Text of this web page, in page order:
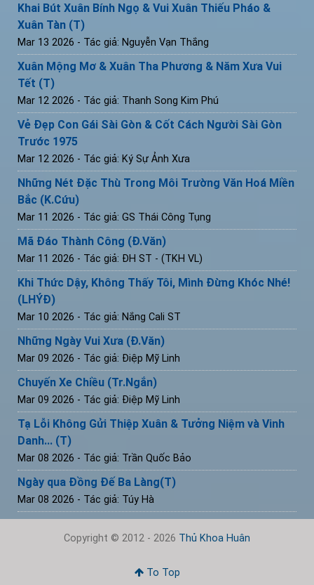
Khai Bút Xuân Bính Ngọ & Vui Xuân Thiếu Pháo &
Xuân Tàn (T)
Mar 13 2026 - Tác giả: Nguyễn Vạn Thắng
Xuân Mộng Mơ & Xuân Tha Phương & Năm Xưa Vui
Tết (T)
Mar 12 2026 - Tác giả: Thanh Song Kim Phú
Vẻ Đẹp Con Gái Sài Gòn & Cốt Cách Người Sài Gòn
Trước 1975
Mar 12 2026 - Tác giả: Ký Sự Ảnh Xưa
Những Nét Đặc Thù Trong Môi Trường Văn Hoá Miền
Bắc (K.Cứu)
Mar 11 2026 - Tác giả: GS Thái Công Tụng
Mã Đáo Thành Công (Đ.Văn)
Mar 11 2026 - Tác giả: ĐH ST - (TKH VL)
Khi Thức Dậy, Không Thấy Tôi, Mình Đừng Khóc Nhé!
(LHÝĐ)
Mar 10 2026 - Tác giả: Nắng Cali ST
Những Ngày Vui Xưa (Đ.Văn)
Mar 09 2026 - Tác giả: Điệp Mỹ Linh
Chuyến Xe Chiều (Tr.Ngắn)
Mar 09 2026 - Tác giả: Điệp Mỹ Linh
Tạ Lỗi Không Gửi Thiệp Xuân & Tưởng Niệm và Vinh
Danh... (T)
Mar 08 2026 - Tác giả: Trần Quốc Bảo
Ngày qua Đồng Đế Ba Làng(T)
Mar 08 2026 - Tác giả: Túy Hà
Copyright © 2012 - 2026 Thủ Khoa Huân
To Top